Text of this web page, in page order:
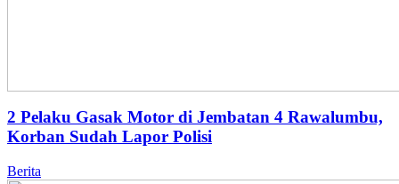
2 Pelaku Gasak Motor di Jembatan 4 Rawalumbu,
Korban Sudah Lapor Polisi
Berita